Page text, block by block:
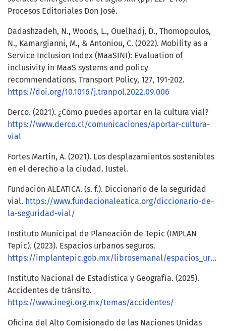
Procesos Editoriales Don José.
Dadashzadeh, N., Woods, L., Ouelhadj, D., Thomopoulos,
N., Kamargianni, M., & Antoniou, C. (2022). Mobility as a
Service Inclusion Index (MaaSINI): Evaluation of
inclusivity in MaaS systems and policy
recommendations. Transport Policy, 127, 191-202.
https://doi.org/10.1016/j.tranpol.2022.09.006
Derco. (2021). ¿Cómo puedes aportar en la cultura vial?
https://www.derco.cl/comunicaciones/aportar-cultura-
vial
Fortes Martín, A. (2021). Los desplazamientos sostenibles
en el derecho a la ciudad. Iustel.
Fundación ALEATICA. (s. f.). Diccionario de la seguridad
vial. https://www.fundacionaleatica.org/diccionario-de-
la-seguridad-vial/
Instituto Municipal de Planeación de Tepic (IMPLAN
Tepic). (2023). Espacios urbanos seguros.
https://implantepic.gob.mx/librosemanal/espacios_urbanos_seguros.pdf
Instituto Nacional de Estadística y Geografía. (2025).
Accidentes de tránsito.
https://www.inegi.org.mx/temas/accidentes/
Oficina del Alto Comisionado de las Naciones Unidas